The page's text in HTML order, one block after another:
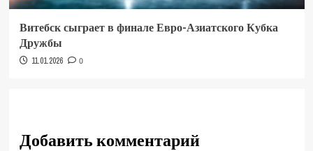
Витебск сыграет в финале Евро-Азиатского Кубка
Дружбы
11.01.2026 0
Добавить комментарий